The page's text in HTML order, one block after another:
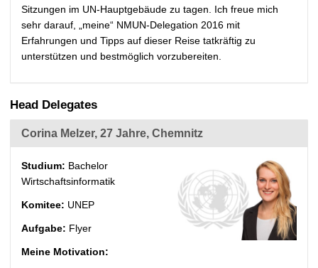
Sitzungen im UN-Hauptgebäude zu tagen. Ich freue mich
sehr darauf, „meine“ NMUN-Delegation 2016 mit
Erfahrungen und Tipps auf dieser Reise tatkräftig zu
unterstützen und bestmöglich vorzubereiten.
Head Delegates
Corina Melzer, 27 Jahre, Chemnitz
Studium: Bachelor
Wirtschaftsinformatik
Komitee: UNEP
Aufgabe: Flyer
Meine Motivation: